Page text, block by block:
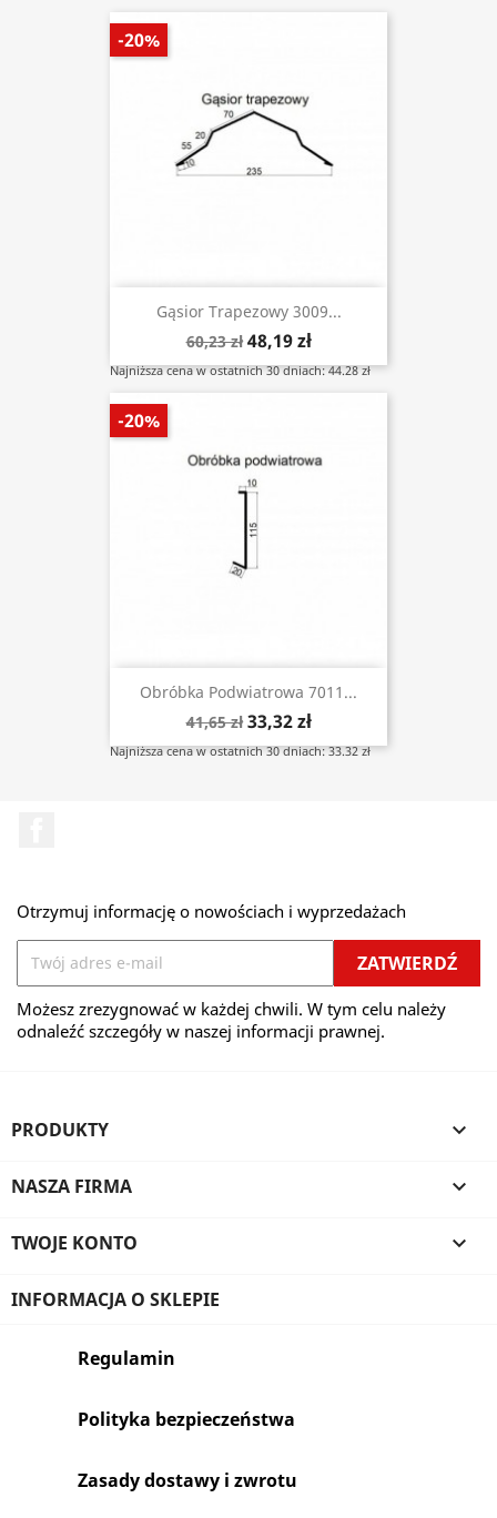
Gąsior Trapezowy 3009...
60,23 zł 48,19 zł
Najniższa cena w ostatnich 30 dniach: 44.28 zł
-20%
Obróbka Podwiatrowa 7011...
41,65 zł 33,32 zł
Najniższa cena w ostatnich 30 dniach: 33.32 zł
-20%
Otrzymuj informację o nowościach i wyprzedażach
Możesz zrezygnować w każdej chwili. W tym celu należy
odnaleźć szczegóły w naszej informacji prawnej.
PRODUKTY 
NASZA FIRMA 
TWOJE KONTO 
INFORMACJA O SKLEPIE
Regulamin
Polityka bezpieczeństwa
Zasady dostawy i zwrotu